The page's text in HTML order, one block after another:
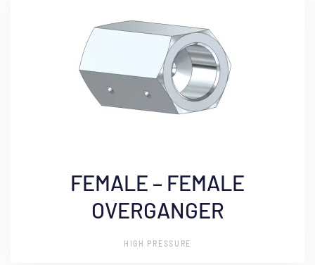
FEMALE – FEMALE
OVERGANGER
HIGH PRESSURE